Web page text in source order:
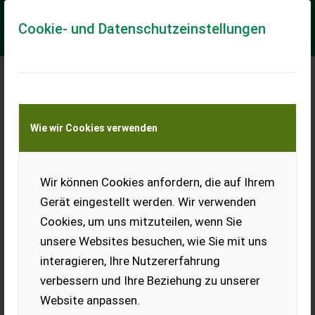
Cookie- und Datenschutzeinstellungen
Wie wir Cookies verwenden
Wir können Cookies anfordern, die auf Ihrem
Gerät eingestellt werden. Wir verwenden
Cookies, um uns mitzuteilen, wenn Sie
unsere Websites besuchen, wie Sie mit uns
interagieren, Ihre Nutzererfahrung
verbessern und Ihre Beziehung zu unserer
Website anpassen.
Meine Transportkostenanfrage
Transport von Land- und Baumaschinen –
KEINE Tiertransporte
Hatzenbichler Hackgerät 8r. 75cm Kameragest.
Gebrauchtmaschine - sehr guter Zustand
Reihenabstand - mit Kamera Steuerung - mit hydr. Klappung -
mit Abaurahmen in Standart A...
EUR 37.636 inkl. 13% MwSt./Verm.